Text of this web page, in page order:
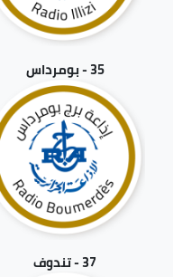
35 - بومرداس
37 - تندوف